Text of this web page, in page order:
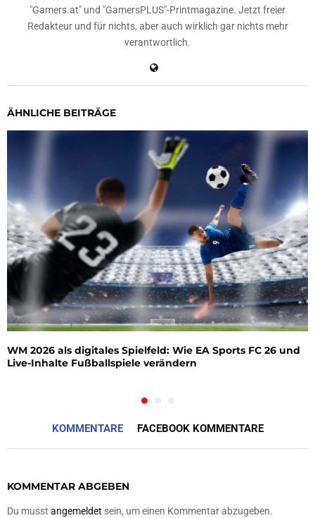
"Gamers.at" und "GamersPLUS"-Printmagazine. Jetzt freier
Redakteur und für nichts, aber auch wirklich gar nichts mehr
verantwortlich.
ÄHNLICHE BEITRÄGE
WM 2026 als digitales Spielfeld: Wie EA Sports FC 26 und
Live-Inhalte Fußballspiele verändern
KOMMENTARE FACEBOOK KOMMENTARE
KOMMENTAR ABGEBEN
Du musst angemeldet sein, um einen Kommentar abzugeben.